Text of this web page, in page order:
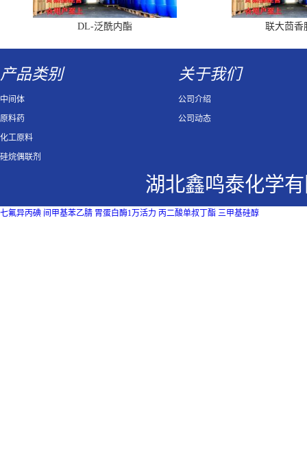
DL-泛酰内酯 联大茴香
产品类别
中间体
原料药
化工原料
硅烷偶联剂
关于我们
公司介绍
公司动态
湖北鑫鸣泰化学
七氟异丙碘 间甲基苯乙腈 胃蛋白酶1万活力 丙二酸单叔丁酯 三甲基硅醇